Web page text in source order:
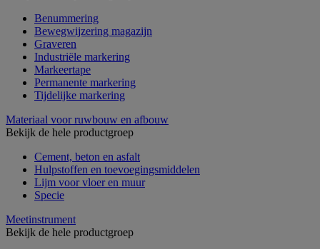
Benummering
Bewegwijzering magazijn
Graveren
Industriële markering
Markeertape
Permanente markering
Tijdelijke markering
Materiaal voor ruwbouw en afbouw
Bekijk de hele productgroep
Cement, beton en asfalt
Hulpstoffen en toevoegingsmiddelen
Lijm voor vloer en muur
Specie
Meetinstrument
Bekijk de hele productgroep